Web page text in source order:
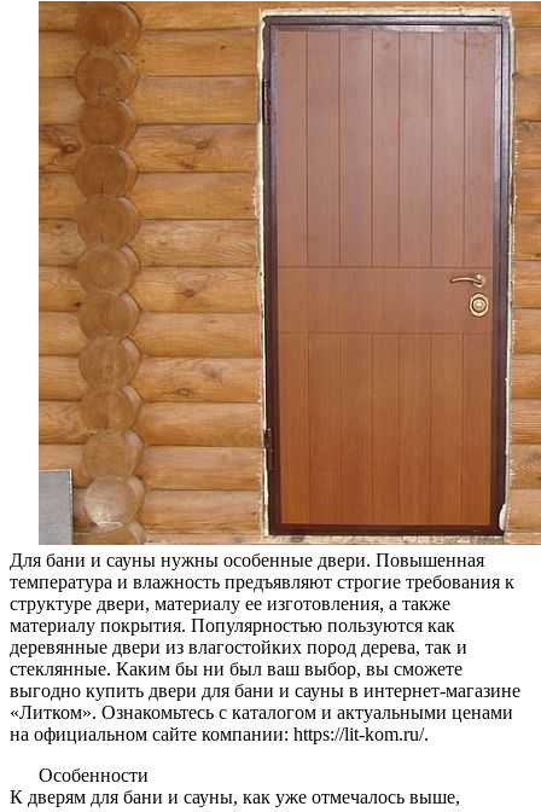
выбрать
и
где
купить
двери
сауны
Для бани и сауны нужны особенные двери. Повышенная
температура и влажность предъявляют строгие требования к
структуре двери, материалу ее изготовления, а также
материалу покрытия. Популярностью пользуются как
деревянные двери из влагостойких пород дерева, так и
стеклянные. Каким бы ни был ваш выбор, вы сможете
выгодно купить двери для бани и сауны в интернет-магазине
«Литком». Ознакомьтесь с каталогом и актуальными ценами
на официальном сайте компании: https://lit-kom.ru/.
Особенности
К дверям для бани и сауны, как уже отмечалось выше,